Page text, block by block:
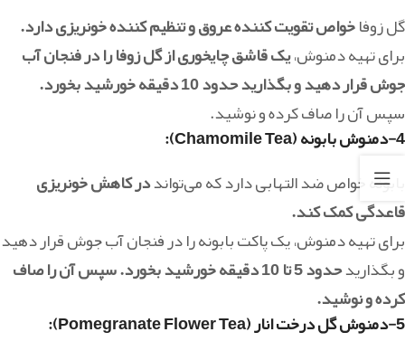
گل زوفاخواص تقویت کننده عروق و تنظیم کننده خونریزی دارد.
برای تهیه دمنوش،یک قاشق چایخوری از گل زوفا را در فنجان آب
جوش قرار دهید و بگذارید حدود 10 دقیقه خورشید بخورد.
سپس آن را صاف کرده و نوشید.
4-دمنوش بابونه (Chamomile Tea)
:
بابونه خواص ضد التهابی دارد که می‌توانددر کاهش خونریزی
قاعدگی کمک کند.
برای تهیه دمنوش، یک پاکت بابونه را در فنجان آب جوش قرار دهید
و بگذارید
حدود 5 تا 10 دقیقه خورشید بخورد. سپس آن را صاف
کرده و نوشید.
5-دمنوش گل درخت انار (Pomegranate Flower Tea)
: